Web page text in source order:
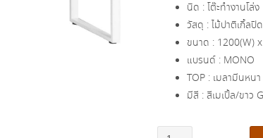
฿
นิด : โต๊ะทำงานโล่ง
วัสดุ : ไม้ปาติเกิ้ลปิ
ขนาด : 1200(W)
แบรนด์ : MONO
TOP : เมลามีนหน
มีสี : สีเมเปิ้ล/ขาว
จำนวน